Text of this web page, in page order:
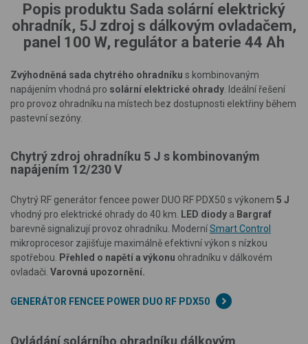
Popis produktu Sada solární elektrický
ohradník, 5J zdroj s dálkovým ovladačem,
panel 100 W, regulátor a baterie 44 Ah
Zvýhodněná sada chytrého ohradníku s kombinovaným
napájením vhodná pro solární elektrické ohrady . Ideální řešení
pro provoz ohradníku na místech bez dostupnosti elektřiny během
pastevní sezóny.
Chytrý zdroj ohradníku 5 J s kombinovaným
napájením 12/230 V
Chytrý RF generátor fencee power DUO RF PDX50 s výkonem 5 J
vhodný pro elektrické ohrady do 40 km.
LED diody a Bargraf
barevně signalizují provoz ohradníku. ModerníSmart Control
mikroprocesor zajišťuje maximálně efektivní výkon s nízkou
spotřebou.
Přehled o napětí a výkonu ohradníku v dálkovém
ovladači. Varovná upozornění.
GENERÁTOR FENCEE POWER DUO RF PDX50
Ovládání solárního ohradníku dálkovým